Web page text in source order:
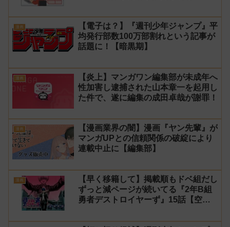
漫画
【電子は？】『週刊少年ジャンプ』平
均発行部数100万部割れという記事が
話題に！【暗黒期】
漫画
【炎上】マンガワン編集部が未成年へ
性加害し逮捕された山本章一を起用し
た件で、遂に編集の成田卓哉が謝罪！
漫画
【漫画業界の闇】漫画『ヤン先輩』が
マンガUPとの信頼関係の破綻により
連載中止に【編集部】
漫画
【早く移籍して】掲載順もドベ組だし
ずっと減ページが続いてる『2年B組
勇者デストロイヤーず』15話【空